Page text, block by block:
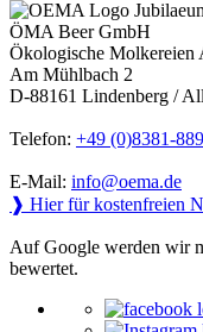
ÖMA Beer GmbH
Ökologische Molkereien
Am Mühlbach 2
D-88161 Lindenberg /
Telefon: +49 (0)8381-
E-Mail: info@oema.de
❱ Hier für kostenfreien
Auf Google werden wir
bewertet.